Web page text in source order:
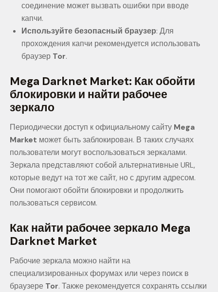
соединение может вызвать ошибки при вводе
капчи.
Используйте безопасный браузер: Для
прохождения капчи рекомендуется использовать
браузер Tor.
Mega Darknet Market: Как обойти
блокировки и найти рабочее
зеркало
Периодически доступ к официальному сайту Mega
Market может быть заблокирован. В таких случаях
пользователи могут воспользоваться зеркалами.
Зеркала представляют собой альтернативные URL,
которые ведут на тот же сайт, но с другим адресом.
Они помогают обойти блокировки и продолжить
пользоваться сервисом.
Как найти рабочее зеркало Mega
Darknet Market
Рабочие зеркала можно найти на
специализированных форумах или через поиск в
браузере Tor. Также рекомендуется сохранять ссылки